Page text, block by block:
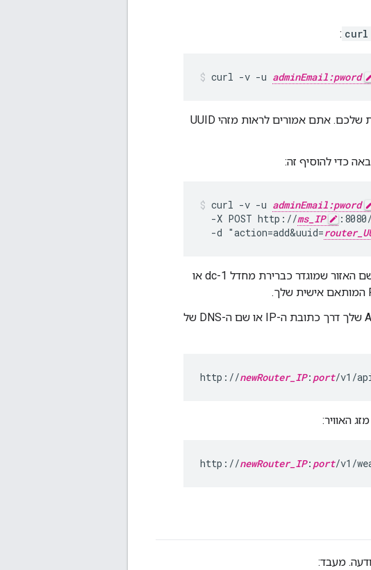
curl
:
curl -v -u adminEmail:pword
הוא שער או השם של רצף המודעות המותאם אישית שלכם. אתם אמורים לראות מזהי UUID
curl -v -u adminEmail:pword
  -X POST http://
ms_IP
  -d "action=add&uuid=
בשם האזור שמוגדר כברירת מחדל dc-1 או
כדי לבדוק את הנתב, עליך להיות מסוגל לשלוח בקשות לממשקי ה-API שלך דרך כתובת ה-IP או שם ה-DNS של
http://newRouter_IP: port/v1/
http://newRouter_IP: port/v1/